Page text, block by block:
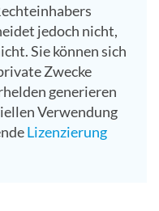
jedoch nicht,
Sie können sich
Zwecke
generieren
Verwendung
Lizenzierung